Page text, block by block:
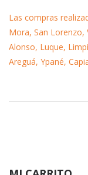
Las compras
Mora, San Lorenzo,
Alonso, Luque,
Areguá, Ypané,